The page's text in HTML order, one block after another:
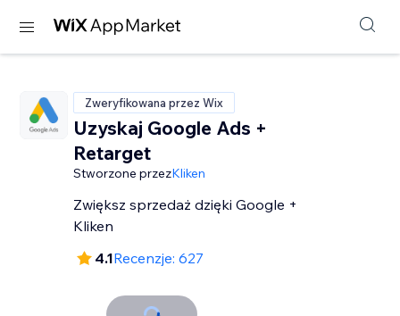
Zweryfikowana przez Wix
Uzyskaj Google Ads +
Retarget
Stworzone przezKliken
Zwiększ sprzedaż dzięki Google +
Kliken
4.1Recenzje: 627